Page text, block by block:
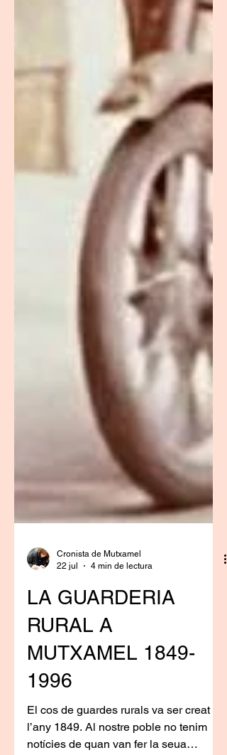
Cronista de Mutxamel
LA GUARDERIA
RURAL A
MUTXAMEL 1849-
El cos de guardes rurals va ser creat
l’any 1849. Al nostre poble no tenim